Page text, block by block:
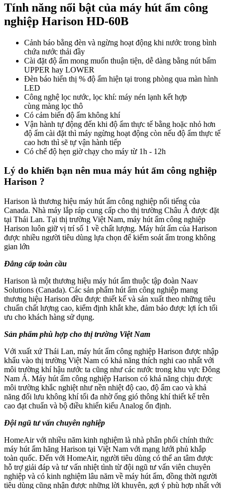
Tính năng nổi bật của máy hút ẩm công
nghiệp Harison HD-60B
Cảnh báo bằng đèn và ngừng hoạt động khi nước trong bình
chứa nước thải đầy
Cài đặt độ ẩm mong muốn thuận tiện, dễ dàng bằng nút bấm
UPPER hay LOWER
Đèn báo hiển thị % độ ẩm hiện tại trong phòng qua màn hình
LED
Công nghệ lọc nước, lọc khí: máy nén lạnh kết hợp
cùng màng lọc thô
Có cảm biến độ ẩm không khí
Vận hành tự động đến khi độ ẩm thực tế bằng hoặc nhỏ hơn
độ ẩm cài đặt thì máy ngừng hoạt động còn nếu độ ẩm thực tế
cao hơn thì sẽ tự vận hành tiếp
Có chế độ hẹn giờ chạy cho máy từ 1h - 12h
Lý do khiến bạn nên mua máy hút ẩm công nghiệp
Harison ?
Harison là thương hiệu máy hút ẩm công nghiệp nổi tiếng của
Canada. Nhà máy lắp ráp cung cấp cho thị trường Châu Á được đặt
tại Thái Lan. Tại thị trường Việt Nam, máy hút ẩm công nghiệp
Harison luôn giữ vị trí số 1 về chất lượng. Máy hút ẩm của Harison
được nhiều người tiêu dùng lựa chọn để kiểm soát ẩm trong không
gian lớn
Đẳng cấp toàn cầu
Harison là một thương hiệu máy hút ẩm thuộc tập đoàn Naav
Solutions (Canada). Các sản phẩm hút ẩm công nghiệp mang
thương hiệu Harison đều được thiết kế và sản xuất theo những tiêu
chuẩn chất lượng cao, kiểm định khắt khe, đảm bảo được lợi ích tối
ưu cho khách hàng sử dụng.
Sản phẩm phù hợp cho thị trường Việt Nam
Với xuất xứ Thái Lan, máy hút ẩm công nghiệp Harison được nhập
khẩu vào thị trường Việt Nam có khả năng thích nghi cao nhất với
môi trường khí hậu nước ta cũng như các nước trong khu vực Đông
Nam Á. Máy hút ẩm công nghiệp Harison có khả năng chịu được
môi trường khắc nghiệt như nền nhiệt độ cao, độ ẩm cao và khả
năng đối lưu không khí tối đa nhờ ống gió thông khí thiết kế trên
cao đạt chuẩn và bộ điều khiển kiểu Analog ổn định.
Đội ngũ tư vấn chuyên nghiệp
HomeAir với nhiều năm kinh nghiệm là nhà phân phối chính thức
máy hút ẩm hãng Harison tại Việt Nam với mạng lưới phủ khắp
toàn quốc. Đến với HomeAir, người tiêu dùng có thể an tâm được
hỗ trợ giải đáp và tư vấn nhiệt tình từ đội ngũ tư vấn viên chuyên
nghiệp và có kinh nghiệm lâu năm về máy hút ẩm, đồng thời người
tiêu dùng cũng nhận được những lời khuyên, gợi ý phù hợp nhất với